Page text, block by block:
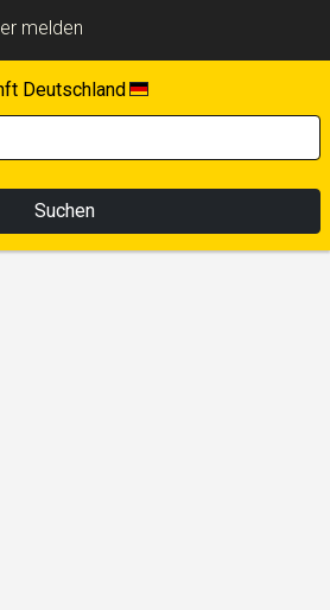
melden
Deutschland
Suchen